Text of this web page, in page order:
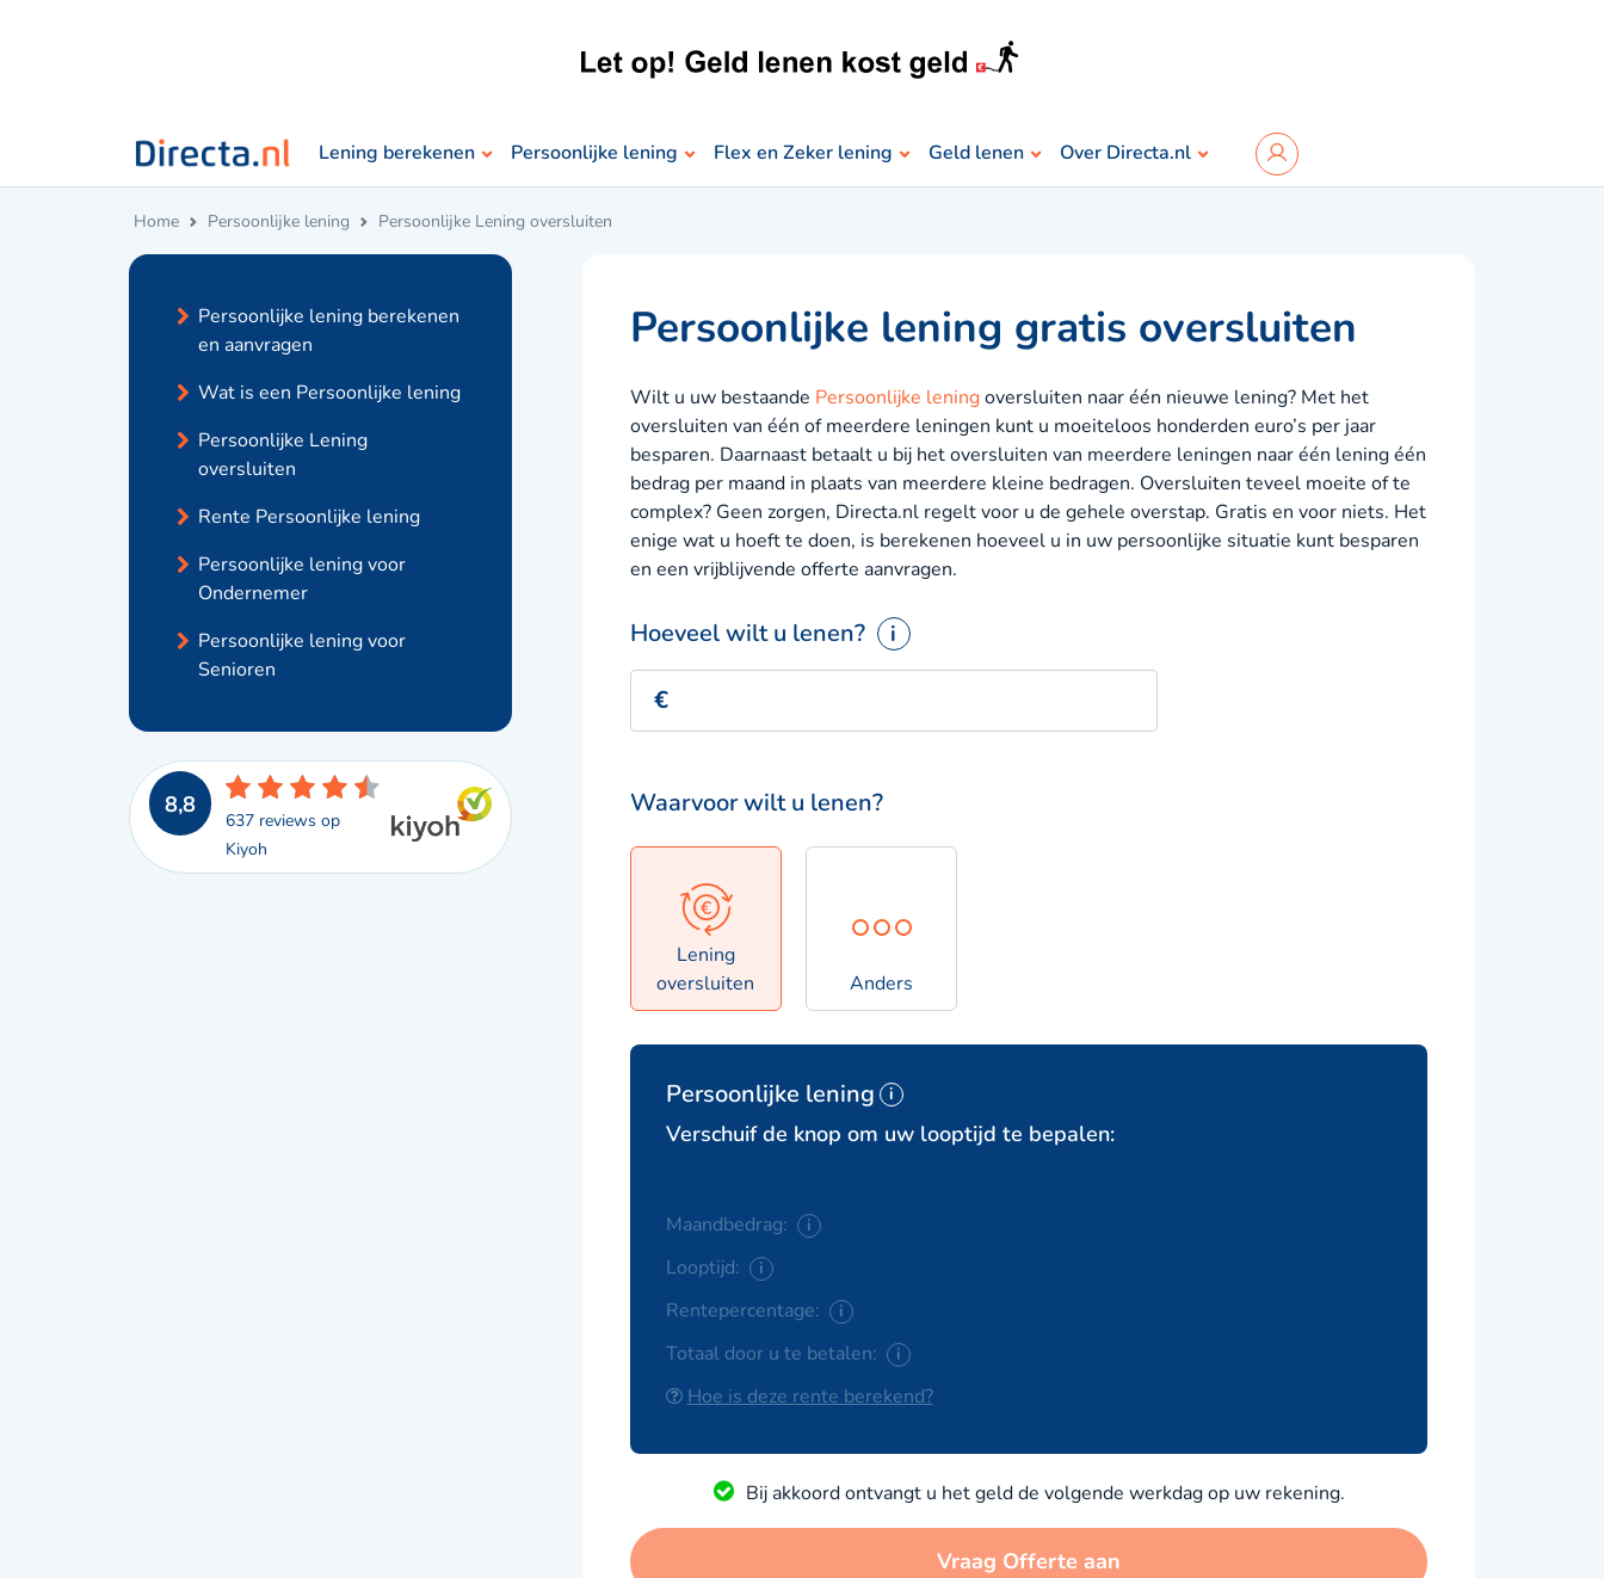
Lening berekenen Persoonlijke lening Flex en Zeker lening Geld lenen Over Directa.nl
Home Persoonlijke lening Persoonlijke Lening oversluiten
Persoonlijke lening gratis oversluiten
Wilt u uw bestaande Persoonlijke leningoversluiten naar één nieuwe lening? Met het
oversluiten van één of meerdere leningen kunt u moeiteloos honderden euro’s per jaar
besparen. Daarnaast betaalt u bij het oversluiten van meerdere leningen naar één lening één
bedrag per maand in plaats van meerdere kleine bedragen. Oversluiten teveel moeite of te
complex? Geen zorgen, Directa.nl regelt voor u de gehele overstap. Gratis en voor niets. Het
enige wat u hoeft te doen, is berekenen hoeveel u in uw persoonlijke situatie kunt besparen
en een vrijblijvende offerte aanvragen.
Hoeveel wilt u lenen? i
Waarvoor wilt u lenen?
Lening
oversluiten
Anders
Persoonlijke lening i
Verschuif de knop om uw looptijd te bepalen:
Maandbedrag: i
Looptijd: i
Rentepercentage: i
Totaal door u te betalen: i
Hoe is deze rente berekend?
Bij akkoord ontvangt u het geld de volgende werkdag op uw rekening.
Vraag Offerte aan
Persoonlijke lening berekenen
en aanvragen
Wat is een Persoonlijke lening
Persoonlijke Lening
oversluiten
Rente Persoonlijke lening
Persoonlijke lening voor
Ondernemer
Persoonlijke lening voor
Senioren
4.5
242 reviews op
Google
8,8
637 reviews op
Kiyoh